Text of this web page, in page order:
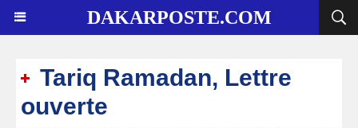
DAKARPOSTE.COM
Tariq Ramadan, Lettre
ouverte